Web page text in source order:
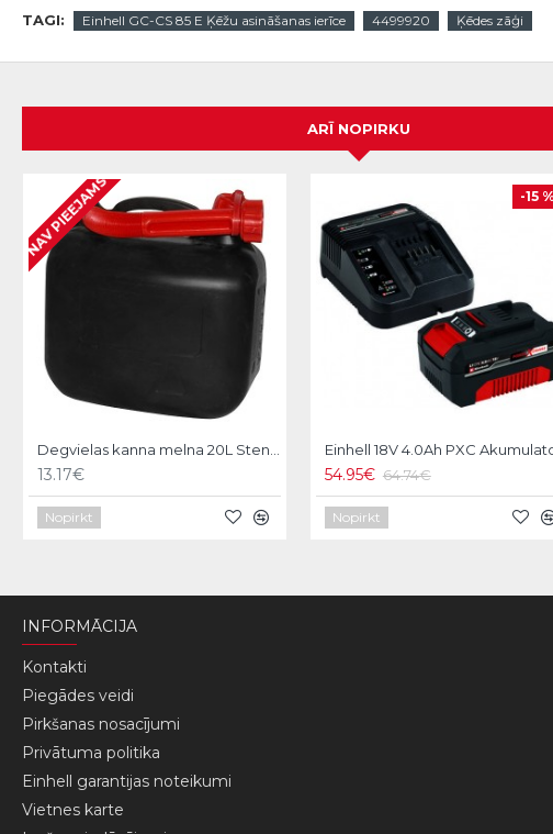
TAGI: Einhell GC-CS 85 E Ķēžu asināšanas ierīce 4499920 Ķēdes zāģi
ARĪ NOPIRKU
NAV PIEEJAMS
13.17€
Nopirkt
-15 %
54.95€ 64.74€
Nopirkt
INFORMĀCIJA
Kontakti
Piegādes veidi
Pirkšanas nosacījumi
Privātuma politika
Einhell garantijas noteikumi
Vietnes karte